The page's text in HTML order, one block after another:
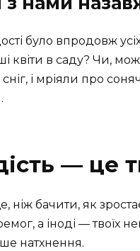
було впродовж
квіти в саду? Чи,
і мріяли про
— це
бачити, як
а іноді — твоїх
натхнення.